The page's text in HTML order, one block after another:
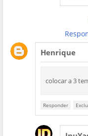
Henrique
colocar a 3
Responder